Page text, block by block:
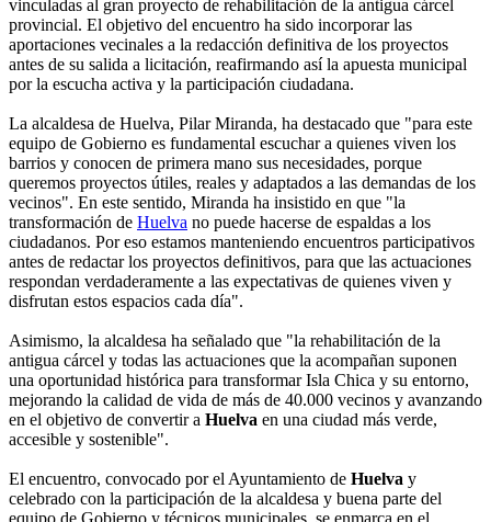
vinculadas al gran proyecto de rehabilitación de la antigua cárcel
provincial. El objetivo del encuentro ha sido incorporar las
aportaciones vecinales a la redacción definitiva de los proyectos
antes de su salida a licitación, reafirmando así la apuesta municipal
por la escucha activa y la participación ciudadana.
La alcaldesa de Huelva, Pilar Miranda, ha destacado que "para este
equipo de Gobierno es fundamental escuchar a quienes viven los
barrios y conocen de primera mano sus necesidades, porque
queremos proyectos útiles, reales y adaptados a las demandas de los
vecinos". En este sentido, Miranda ha insistido en que "la
transformación de Huelva no puede hacerse de espaldas a los
ciudadanos. Por eso estamos manteniendo encuentros participativos
antes de redactar los proyectos definitivos, para que las actuaciones
respondan verdaderamente a las expectativas de quienes viven y
disfrutan estos espacios cada día".
Asimismo, la alcaldesa ha señalado que "la rehabilitación de la
antigua cárcel y todas las actuaciones que la acompañan suponen
una oportunidad histórica para transformar Isla Chica y su entorno,
mejorando la calidad de vida de más de 40.000 vecinos y avanzando
en el objetivo de convertir a Huelva en una ciudad más verde,
accesible y sostenible".
El encuentro, convocado por el Ayuntamiento de Huelva y
celebrado con la participación de la alcaldesa y buena parte del